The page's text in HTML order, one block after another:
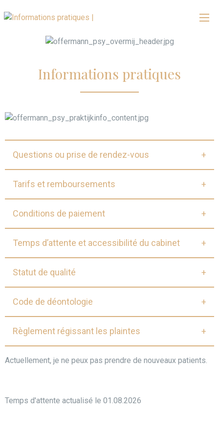
Informations pratiques
Questions ou prise de rendez-vous
Tarifs et remboursements
Conditions de paiement
Temps d’attente et accessibilité du cabinet
Statut de qualité
Code de déontologie
Règlement régissant les plaintes
Actuellement, je ne peux pas prendre de nouveaux patients.
Temps d'attente actualisé le 01.08.2026